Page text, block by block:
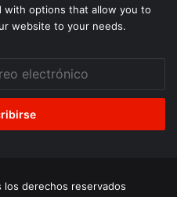
with options that allow you to
website to your needs.
derechos reservados